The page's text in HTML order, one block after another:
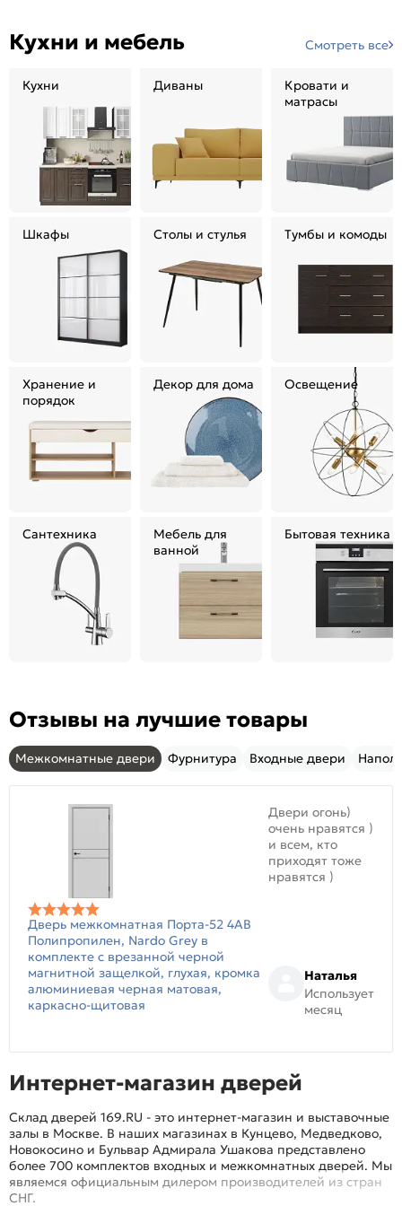
Кухни и мебель Смотреть все
Кухни Диваны
Кровати и
матрасы
Шкафы Столы и стулья Тумбы и комоды
Хранение и
порядок
Декор для дома Освещение
Сантехника
Мебель для
ванной
Бытовая техника
Отзывы на лучшие товары
Межкомнатные двери Фурнитура Входные двери
Дверь межкомнатная Порта-52 4AB
Полипропилен, Nardo Grey в
комплекте с врезанной черной
магнитной защелкой, глухая, кромка
алюминиевая черная матовая,
каркасно-щитовая
Двери огонь)
очень нравятся )
и всем, кто
приходят тоже
нравятся )
Наталья
Использует
месяц
Интернет-магазин дверей
Склад дверей 169.RU - это интернет-магазин и выставочные
залы в Москве. В наших магазинах в Кунцево, Медведково,
Новокосино и Бульвар Адмирала Ушакова представлено
более 700 комплектов входных и межкомнатных дверей. Мы
являемся официальным дилером производителей из стран
СНГ.